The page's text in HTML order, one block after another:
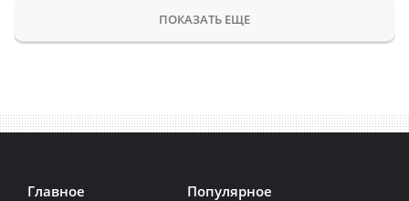
ПОКАЗАТЬ ЕЩЕ
Главное Популярное